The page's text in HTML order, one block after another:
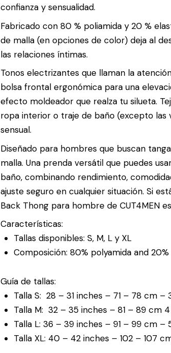
confianza y sensualidad.
Fabricado con 80 % poliamida y 20 %
de malla (en opciones de color) deja al
las relaciones íntimas.
Tonos electrizantes que llaman la
bolsa frontal ergonómica para una
efecto moldeador que realza tu silueta.
ropa interior o traje de baño (excepto las
sensual.
Diseñado para hombres que buscan
malla. Una prenda versátil que puedes
baño, combinando rendimiento,
ajuste seguro en cualquier situación. Si
Back Thong para hombre de CUT4MEN
Características:
Tallas disponibles: S, M, L y XL
Composición: 80% polyamida and
Guía de tallas:
Talla S: 28 – 31 inches – 71 – 78 cm –
Talla M: 32 – 35 inches – 81 – 89 cm
Talla L: 36 – 39 inches – 91 – 99 cm –
Talla XL: 40 – 42 inches – 102 – 107